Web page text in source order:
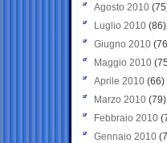
Agosto 2010
Luglio 2010 (86)
Giugno 2010
Maggio 2010
Aprile 2010 (66)
Marzo 2010 (79)
Febbraio 2010
Gennaio 2010